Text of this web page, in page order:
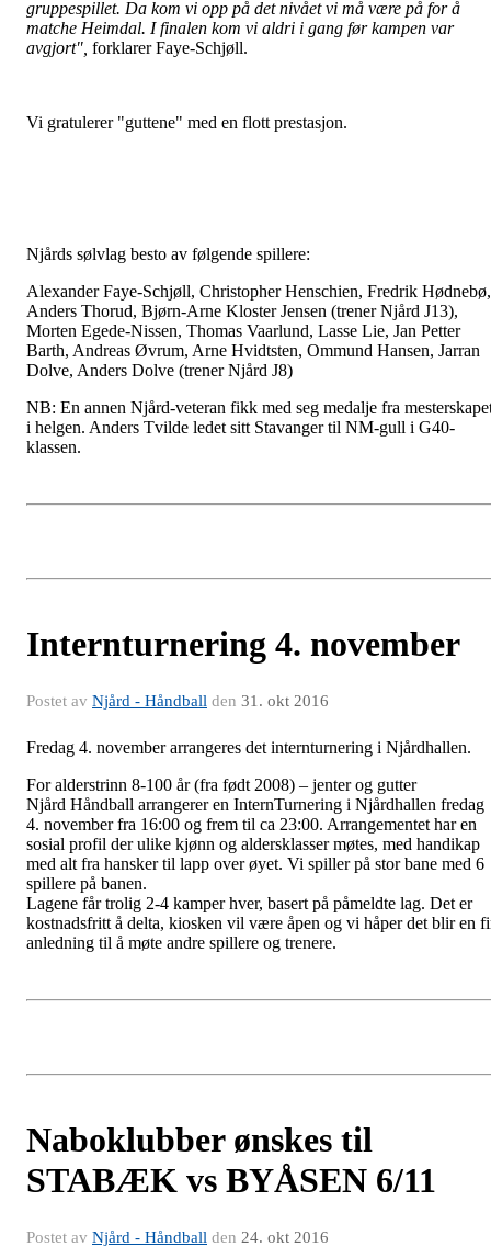
gruppespillet. Da kom vi opp på det nivået vi må være på for å
matche Heimdal. I finalen kom vi aldri i gang før kampen var
avgjort", forklarer Faye-Schjøll.
Vi gratulerer "guttene" med en flott prestasjon.
Njårds sølvlag besto av følgende spillere:
Alexander Faye-Schjøll, Christopher Henschien, Fredrik Hødnebø,
Anders Thorud, Bjørn-Arne Kloster Jensen (trener Njård J13),
Morten Egede-Nissen, Thomas Vaarlund, Lasse Lie, Jan Petter
Barth, Andreas Øvrum, Arne Hvidtsten, Ommund Hansen, Jarran
Dolve, Anders Dolve (trener Njård J8)
NB: En annen Njård-veteran fikk med seg medalje fra
i helgen. Anders Tvilde ledet sitt Stavanger til NM-gull i G40-
klassen.
Internturnering 4. november
Postet av Njård - Håndball den 31. okt 2016
Fredag 4. november arrangeres det internturnering i Njårdhallen.
For alderstrinn 8-100 år (fra født 2008) – jenter og gutter
Njård Håndball arrangerer en InternTurnering i Njårdhallen fredag
4. november fra 16:00 og frem til ca 23:00. Arrangementet har en
sosial profil der ulike kjønn og aldersklasser møtes, med handikap
med alt fra hansker til lapp over øyet. Vi spiller på stor bane med 6
spillere på banen.
Lagene får trolig 2-4 kamper hver, basert på påmeldte lag. Det er
kostnadsfritt å delta, kiosken vil være åpen og vi håper det blir en
anledning til å møte andre spillere og trenere.
Naboklubber ønskes til
STABÆK vs BYÅSEN 6/11​​
Postet av Njård - Håndball den 24. okt 2016